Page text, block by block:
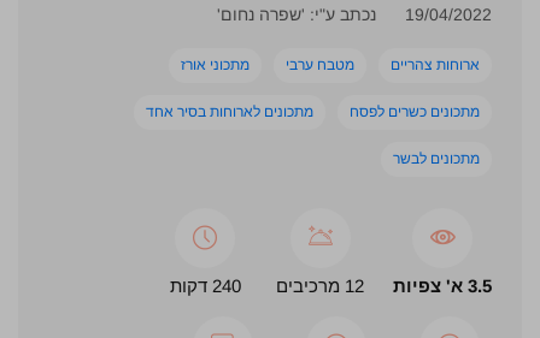
19/04/2022 נכתב ע"י: 'שפרה נחום'
ארוחות צהריים מטבח ערבי מתכוני אורז
מתכונים כשרים לפסח מתכונים לארוחות בסיר אחד
מתכונים לבשר
3.5 א' צפיות 12 מרכיבים 240 דקות